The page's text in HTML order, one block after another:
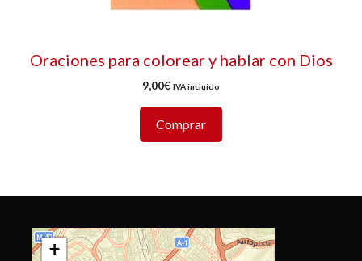
Oraciones para colorear y hablar con Dios
9,00€ IVA incluido
Comprar
+